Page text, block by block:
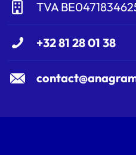
TVA
+32 81 28 01 38